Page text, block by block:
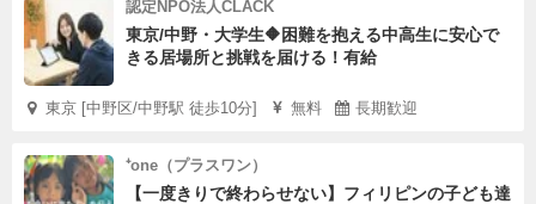
認定NPO法人CLACK
東京/中野・大学生🔶困難を抱える中高生に安心で
きる居場所と挑戦を届ける！有給
東京 [中野区/中野駅 徒歩10分] 無料 長期歓迎
⁺one（プラスワン）
【一度きりで終わらせない】フィリピンの子ども達